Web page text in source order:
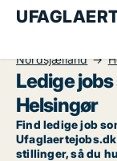
Nordsjælland
Ledige
Helsingør
Find ledige job
stillinger, så du